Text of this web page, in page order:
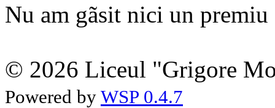
Nu am gãsit nici un premiu
© 2026 Liceul "Grigore
Powered by WSP 0.4.7